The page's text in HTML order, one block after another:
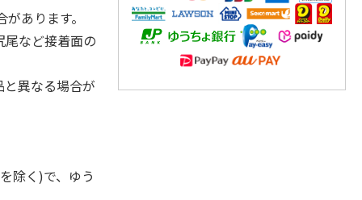
あります。
尾など接着面の
と異なる場合が
除く)で、ゆう